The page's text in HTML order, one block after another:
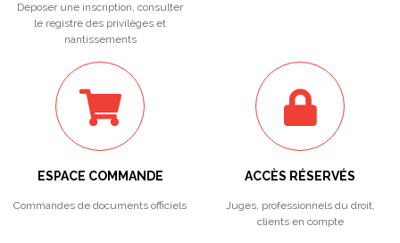
Déposer une inscription, consulter
le registre des privilèges et
nantissements
ESPACE COMMANDE
Commandes de documents officiels
ACCÈS RÉSERVÉS
Juges, professionnels du droit,
clients en compte